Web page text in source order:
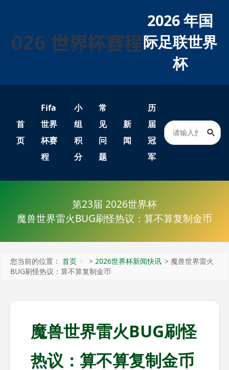
2026 年国
际足联世界
杯
首
页
Fifa
世界
杯赛
程
小
组
积
分
常
见
问
题
新
闻
历
届
冠
军
第23届 2026世界杯
魔兽世界雷火BUG刷怪热议：算不算复制金币
您当前的位置： 首页 > 2026世界杯新闻快讯 > 魔兽世界雷火
BUG刷怪热议：算不算复制金币
魔兽世界雷火BUG刷怪
热议：算不算复制金币